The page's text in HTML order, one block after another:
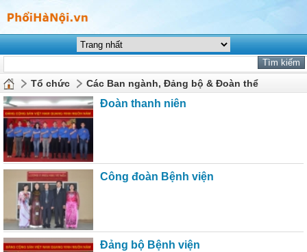
Tổ chức Các Ban ngành, Đảng bộ & Đoàn thể
Đoàn thanh niên
Công đoàn Bệnh viện
Đảng bộ Bệnh viện